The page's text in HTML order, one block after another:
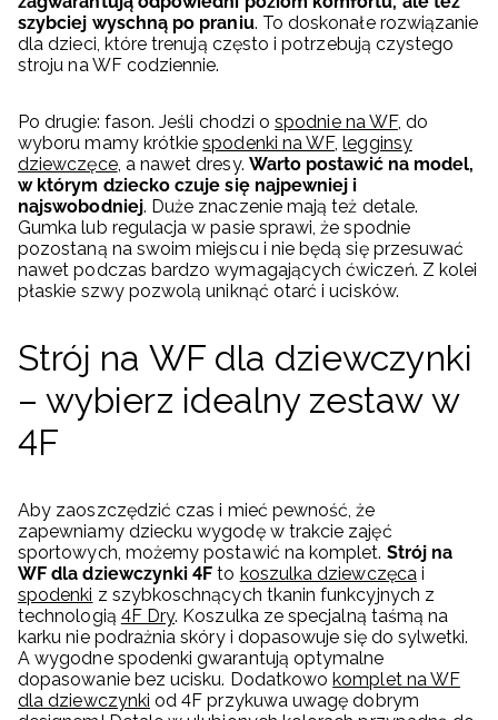
szybciej wyschną po praniu. To doskonałe rozwiązanie
dla dzieci, które trenują często i potrzebują czystego
stroju na WF codziennie.
Po drugie: fason. Jeśli chodzi ospodnie na WF, do
wyboru mamy krótkiespodenki na WF,legginsy
dziewczęce, a nawet dresy. Warto postawić na model,
w którym dziecko czuje się najpewniej i
najswobodniej. Duże znaczenie mają też detale.
Gumka lub regulacja w pasie sprawi, że spodnie
pozostaną na swoim miejscu i nie będą się przesuwać
nawet podczas bardzo wymagających ćwiczeń. Z kolei
płaskie szwy pozwolą uniknąć otarć i ucisków.
Strój na WF dla dziewczynki
– wybierz idealny zestaw w
4F
Aby zaoszczędzić czas i mieć pewność, że
zapewniamy dziecku wygodę w trakcie zajęć
sportowych, możemy postawić na komplet. Strój na
WF dla dziewczynki 4F to koszulka dziewczęcai
spodenki z szybkoschnących tkanin funkcyjnych z
technologią 4F Dry. Koszulka ze specjalną taśmą na
karku nie podrażnia skóry i dopasowuje się do sylwetki.
A wygodne spodenki gwarantują optymalne
dopasowanie bez ucisku. Dodatkowokomplet na WF
dla dziewczynki od 4F przykuwa uwagę dobrym